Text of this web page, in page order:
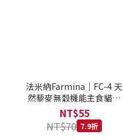
法米納Farmina｜FC-4 天
然藜麥無穀機能主食貓罐
FC-4061 體重管理 羊肉蘆
筍 80G
NT$55
NT$70 7.9折